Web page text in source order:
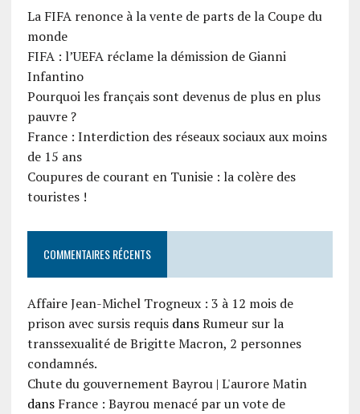
La FIFA renonce à la vente de parts de la Coupe du
monde
FIFA : l’UEFA réclame la démission de Gianni
Infantino
Pourquoi les français sont devenus de plus en plus
pauvre ?
France : Interdiction des réseaux sociaux aux moins
de 15 ans
Coupures de courant en Tunisie : la colère des
touristes !
COMMENTAIRES RÉCENTS
Affaire Jean-Michel Trogneux : 3 à 12 mois de
prison avec sursis requisdansRumeur sur la
transsexualité de Brigitte Macron, 2 personnes
condamnés.
Chute du gouvernement Bayrou | L'aurore Matin
dans France : Bayrou menacé par un vote de